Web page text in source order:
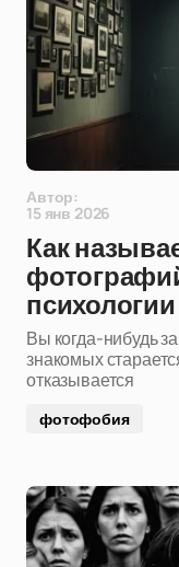
Автор:
15 янв 2026
Как
психологии
Вы когда-нибудь
знакомых
отказывается
фотофобия